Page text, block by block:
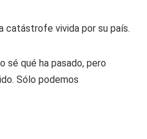
catástrofe vivida por su país.
sé qué ha pasado, pero
Sólo podemos